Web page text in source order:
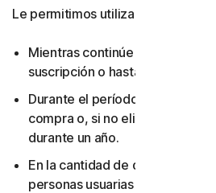
Le permitimos utilizar su licencia:
Mientras continúe pagando las
suscripción o hasta que la
Durante el período que haya
compra o, si no eligió una
durante un año.
En la cantidad de dispositivos y
personas usuarias que haya